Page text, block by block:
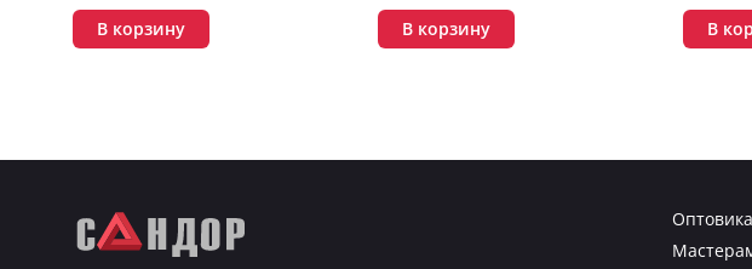
В корзину В корзину В